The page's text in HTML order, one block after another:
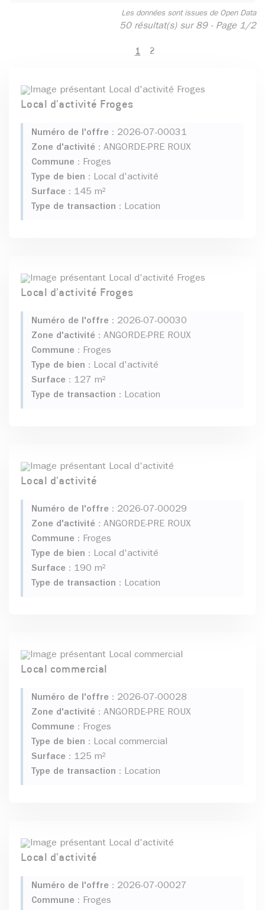
Les données sont issues de Open Data
50 résultat(s) sur 89 - Page 1/2
1 2
Local d'activité Froges
Numéro de l'offre : 2026-07-00031
Zone d'activité : ANGORDE-PRE ROUX
Commune : Froges
Type de bien : Local d'activité
Surface : 145 m²
Type de transaction : Location
Local d'activité Froges
Numéro de l'offre : 2026-07-00030
Zone d'activité : ANGORDE-PRE ROUX
Commune : Froges
Type de bien : Local d'activité
Surface : 127 m²
Type de transaction : Location
Local d'activité
Numéro de l'offre : 2026-07-00029
Zone d'activité : ANGORDE-PRE ROUX
Commune : Froges
Type de bien : Local d'activité
Surface : 190 m²
Type de transaction : Location
Local commercial
Numéro de l'offre : 2026-07-00028
Zone d'activité : ANGORDE-PRE ROUX
Commune : Froges
Type de bien : Local commercial
Surface : 125 m²
Type de transaction : Location
Local d'activité
Numéro de l'offre : 2026-07-00027
Commune : Froges